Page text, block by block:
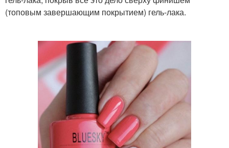
(топовым завершающим покрытием) гель-лака.